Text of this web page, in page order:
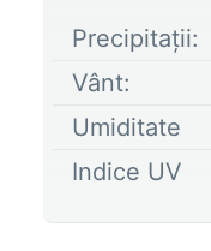
Precipitații:
Vânt:
Umiditate
Indice UV